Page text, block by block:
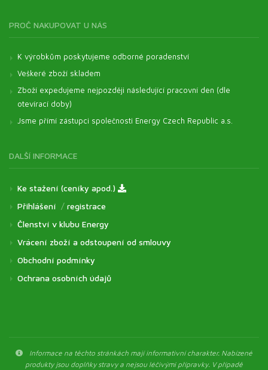
PROČ NAKUPOVAT U NÁS
K výrobkům poskytujeme odborné poradenství
Veškeré zboží skladem
Zboží expedujeme nejpozději následující pracovní den (dle
otevírací doby)
Jsme přímí zástupci společnosti Energy Czech Republic a.s.
DALŠÍ INFORMACE
Ke stažení (ceníky apod.)
Přihlášení / registrace
Členství v klubu Energy
Vrácení zboží a odstoupení od smlouvy
Obchodní podmínky
Ochrana osobních údajů
Informace na těchto stránkách mají informativní charakter. Nabízené
produkty jsou doplňky stravy a nejsou léčivými přípravky. V případě